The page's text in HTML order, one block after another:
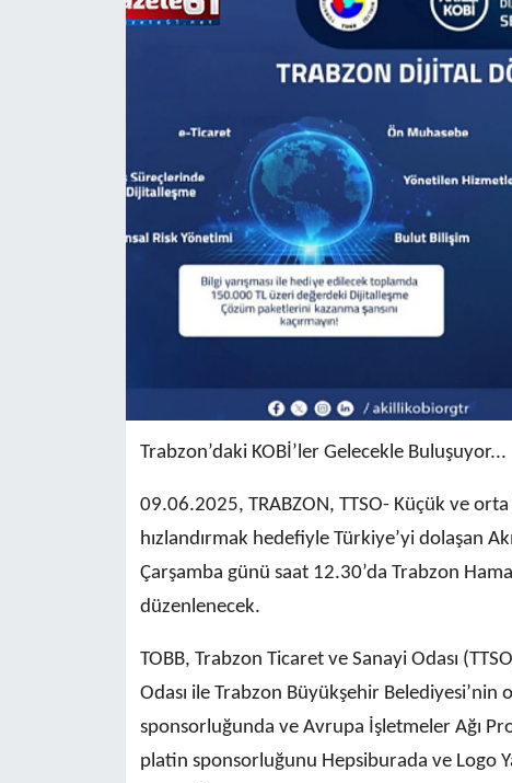
Trabzon’daki KOBİ’ler Gelecekle Buluşuyor...
09.06.2025, TRABZON, TTSO- Küçük ve
hızlandırmak hedefiyle Türkiye’yi dolaşan
Çarşamba günü saat 12.30’da Trabzon
düzenlenecek.
TOBB, Trabzon Ticaret ve Sanayi Odası
Odası ile Trabzon Büyükşehir
sponsorluğunda ve Avrupa İşletmeler Ağı
platin sponsorluğunu Hepsiburada ve Logo